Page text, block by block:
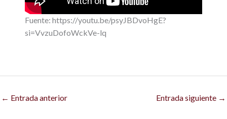
Fuente: https://youtu.be/psyJBDvoHgE?
si=VvzuDofoWckVe-lq
← Entrada anterior Entrada siguiente →